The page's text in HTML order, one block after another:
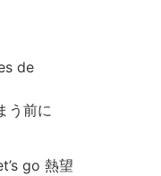
de
う前に
go 熱望